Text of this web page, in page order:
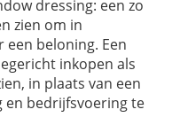
dressing: een zo
zien om in
beloning. Een
inkopen als
in plaats van een
en bedrijfsvoering te